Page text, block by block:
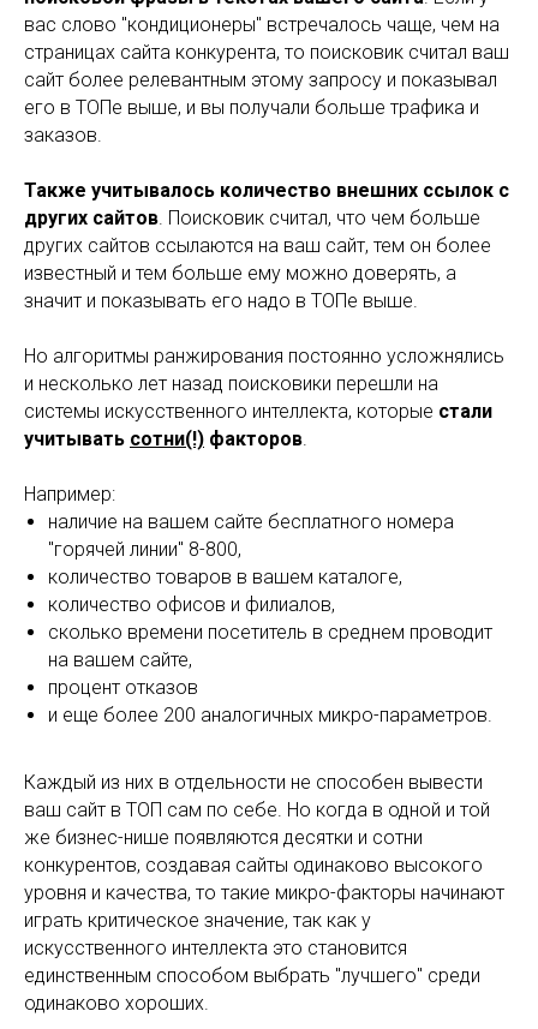
вас слово "кондиционеры" встречалось чаще, чем на
страницах сайта конкурента, то поисковик считал ваш
сайт более релевантным этому запросу и показывал
его в ТОПе выше, и вы получали больше трафика и
заказов.
Также учитывалось количество внешних ссылок с
других сайтов. Поисковик считал, что чем больше
других сайтов ссылаются на ваш сайт, тем он более
известный и тем больше ему можно доверять, а
значит и показывать его надо в ТОПе выше.
Но алгоритмы ранжирования постоянно усложнялись
и несколько лет назад поисковики перешли на
системы искусственного интеллекта, которые стали
учитывать сотни(!) факторов.
Например:
наличие на вашем сайте бесплатного номера
"горячей линии" 8-800,
количество товаров в вашем каталоге,
количество офисов и филиалов,
сколько времени посетитель в среднем проводит
на вашем сайте,
процент отказов
и еще более 200 аналогичных микро-параметров.
Каждый из них в отдельности не способен вывести
ваш сайт в ТОП сам по себе. Но когда в одной и той
же бизнес-нише появляются десятки и сотни
конкурентов, создавая сайты одинаково высокого
уровня и качества, то такие микро-факторы начинают
играть критическое значение, так как у
искусственного интеллекта это становится
единственным способом выбрать "лучшего" среди
одинаково хороших.